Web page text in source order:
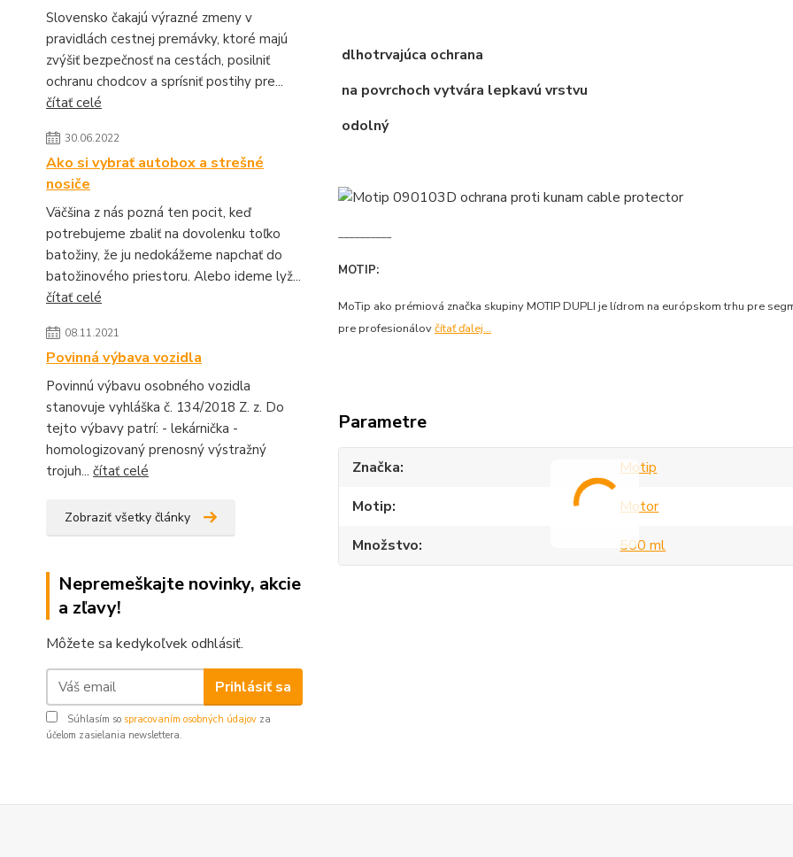
Slovensko čakajú výrazné zmeny v
pravidlách cestnej premávky, ktoré majú
zvýšiť bezpečnosť na cestách, posilniť
ochranu chodcov a sprísniť postihy pre...
čítať celé
30.06.2022
Ako si vybrať autobox a strešné
nosiče
Väčšina z nás pozná ten pocit, keď
potrebujeme zbaliť na dovolenku toľko
batožiny, že ju nedokážeme napchať do
batožinového priestoru. Alebo ideme lyž...
čítať celé
08.11.2021
Povinná výbava vozidla
Povinnú výbavu osobného vozidla
stanovuje vyhláška č. 134/2018 Z. z. Do
tejto výbavy patrí: - lekárnička -
homologizovaný prenosný výstražný
trojuh... čítať celé
Zobraziť všetky články
Nepremeškajte novinky, akcie
a zľavy!
Môžete sa kedykoľvek odhlásiť.
Prihlásiť sa
Súhlasím so spracovaním osobných údajov za
účelom zasielania newslettera.
dlhotrvajúca ochrana
na povrchoch vytvára lepkavú vrstvu
odolný
__________
MOTIP:
MoTip ako prémiová značka skupiny MOTIP DUPLI je lídrom na európskom trhu pre
pre profesionálovčítať ďalej...
Parametre
Značka
Motip
Motip
Motor
Množstvo
500 ml